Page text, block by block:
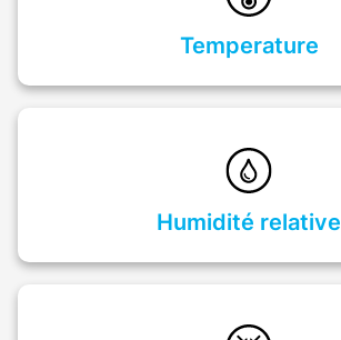
Temperature
Humidité relative